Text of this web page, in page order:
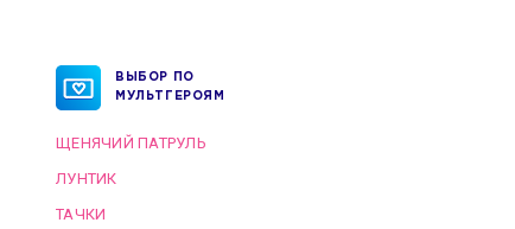
ВЫБОР ПО
МУЛЬТГЕРОЯМ
ЩЕНЯЧИЙ ПАТРУЛЬ
ЛУНТИК
ТАЧКИ